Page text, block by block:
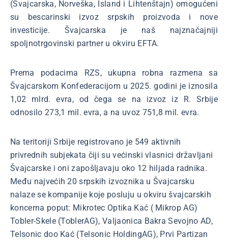
(Švajcarska, Norveška, Island i Lihtenštajn) omogućeni
su bescarinski izvoz srpskih proizvoda i nove
investicije. Švajcarska je naš najznačajniji
spoljnotrgovinski partner u okviru EFTA.
Prema podacima RZS, ukupna robna razmena sa
Švajcarskom Konfederacijom u 2025. godini je iznosila
1,02 mlrd. evra, od čega se na izvoz iz R. Srbije
odnosilo 273,1 mil. evra, a na uvoz 751,8 mil. evra.
Na teritoriji Srbije registrovano je 549 aktivnih
privrednih subjekata čiji su većinski vlasnici državljani
Švajcarske i oni zapošljavaju oko 12 hiljada radnika.
Među najvećih 20 srpskih izvoznika u Švajcarsku
nalaze se kompanije koje posluju u okviru švajcarskih
koncerna poput: Mikrotec Optika Kać ( Mikrop AG)
Tobler-Skele (ToblerAG), Valjaonica Bakra Sevojno AD,
Telsonic doo Kać (Telsonic HoldingAG), Prvi Partizan